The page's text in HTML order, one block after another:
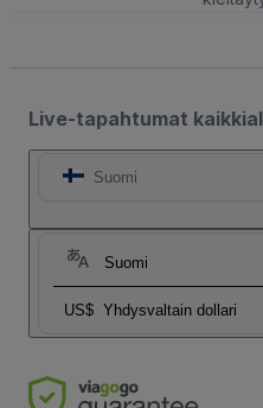
Live-tapahtumat
Suomi
Suomi
US$ Yhdysvaltain dollari